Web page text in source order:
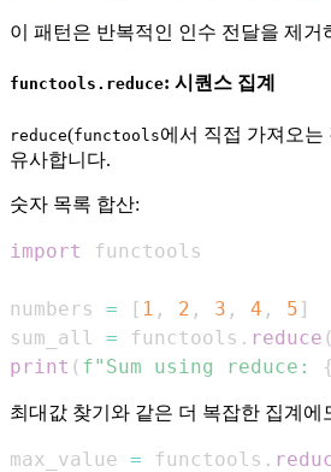
이 패턴은 반복적인 인수 전달을 제
functools.reduce: 시퀀스 집계
reduce(functools에서 직접 가져오
유사합니다.
숫자 목록 합산:
import
numbers = [ 1 , 2 , 3 , 4 , 5 ]
sum_all = functools . reduce (
print ( f"Sum using reduce: {
최대값 찾기와 같은 더 복잡한 집계에
max_value = functools .